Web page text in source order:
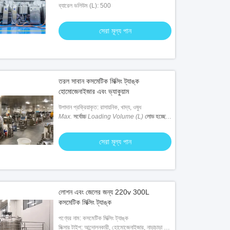
ব্যারেল ভলিউম (L): 500
সেরা মূল্য পান
তরল সাবান কসমেটিক মিক্সিং ট্যাঙ্ক
হোমোজেনাইজার এবং ভ্যাকুয়াম
উপাদান প্রক্রিয়াকৃত: রাসায়নিক, খাদ্য, ওষুধ
Max. সর্বোচ্চ Loading Volume (L) লোড হচ্ছে
সেরা মূল্য পান
লোশন এবং জেলের জন্য 220v 300L
কসমেটিক মিক্সিং ট্যাঙ্ক
পণ্যের নাম: কসমেটিক মিক্সিং ট্যাঙ্ক
মিক্সার টাইপ: আন্দোলনকারী, হোমোজেনাইজার, নাড়াচাড়া সহ